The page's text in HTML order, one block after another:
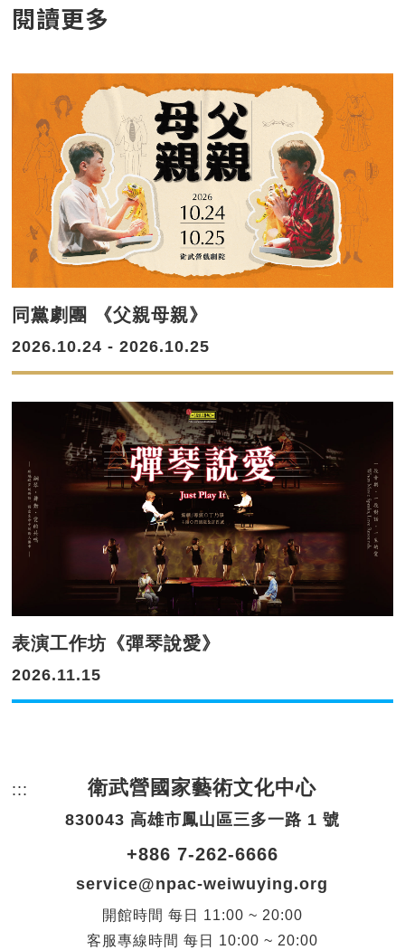
閱讀更多
同黨劇團 《父親母親》
2026.10.24 - 2026.10.25
表演工作坊《彈琴說愛》
2026.11.15
::: 頁尾網站資訊。
衛武營國家藝術文化中心
830043 高雄市鳳山區三多一路 1 號
+886 7-262-6666
service@npac-weiwuying.org
開館時間 每日
11:00 ~ 20:00
客服專線時間 每日 10:00 ~ 20:00